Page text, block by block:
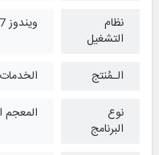
نظام
التشغیل
ويندوز 7 وأعلی
الـمُنتج
الخدمات
نوع
البرنامج
المعجم